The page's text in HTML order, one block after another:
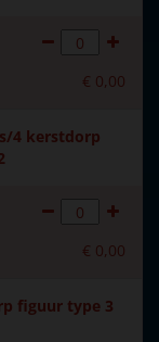
meegeleverd.
€ 0,00
4 kerstdorp
€ 0,00
figuur type 3